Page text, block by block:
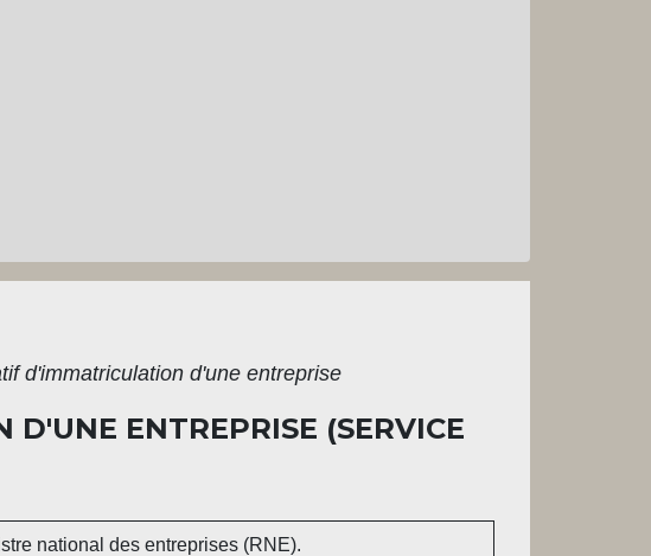
d'immatriculation d'une entreprise
D'UNE ENTREPRISE (SERVICE
national des entreprises (RNE).